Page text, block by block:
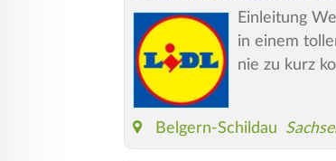
Einleitung
in einem
nie zu kurz
Belgern-Schildau